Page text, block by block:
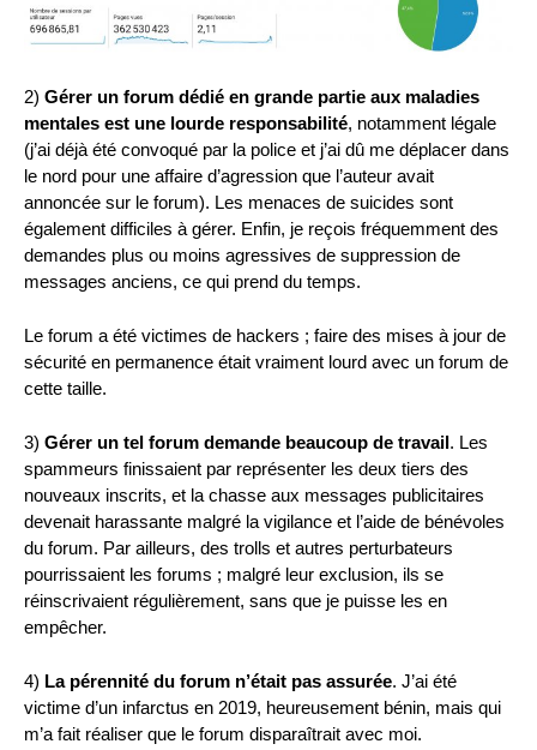
2) Gérer un forum dédié en grande partie aux maladies
mentales est une lourde responsabilité, notamment légale
(j’ai déjà été convoqué par la police et j’ai dû me déplacer dans
le nord pour une affaire d’agression que l’auteur avait
annoncée sur le forum). Les menaces de suicides sont
également difficiles à gérer. Enfin, je reçois fréquemment des
demandes plus ou moins agressives de suppression de
messages anciens, ce qui prend du temps.
Le forum a été victimes de hackers ; faire des mises à jour de
sécurité en permanence était vraiment lourd avec un forum de
cette taille.
3) Gérer un tel forum demande beaucoup de travail. Les
spammeurs finissaient par représenter les deux tiers des
nouveaux inscrits, et la chasse aux messages publicitaires
devenait harassante malgré la vigilance et l’aide de bénévoles
du forum. Par ailleurs, des trolls et autres perturbateurs
pourrissaient les forums ; malgré leur exclusion, ils se
réinscrivaient régulièrement, sans que je puisse les en
empêcher.
4) La pérennité du forum n’était pas assurée. J’ai été
victime d’un infarctus en 2019, heureusement bénin, mais qui
m’a fait réaliser que le forum disparaîtrait avec moi.